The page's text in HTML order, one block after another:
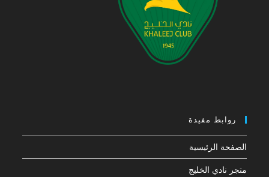
روابط مفيدة
الصفحة الرئيسية
متجر نادي الخليج